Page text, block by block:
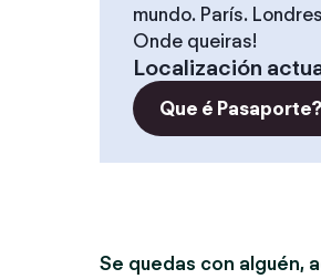
mundo. París.
Onde queiras!
Localización
Que é Pasaporte?
Se quedas con alguén,